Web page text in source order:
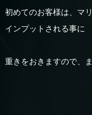
初めてのお客様は、マ
インプットされる事に
重きをおきますので、